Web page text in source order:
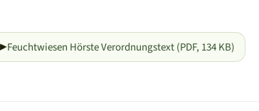
Feuchtwiesen Hörste Verordnungstext (PDF, 134 KB)